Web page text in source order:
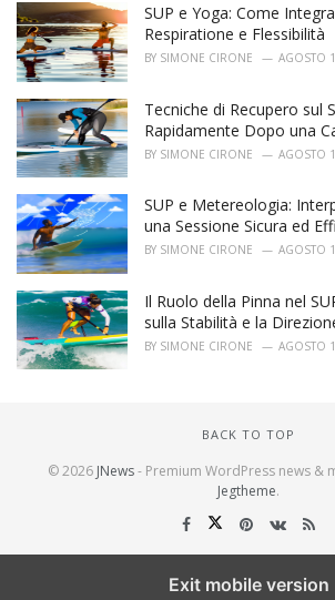
SUP e Yoga: Come
Respiratione e Flessibilità
BY SIMONE CIRONE AGOSTO
Tecniche di Recupero sul
Rapidamente Dopo una
BY SIMONE CIRONE AGOSTO
SUP e Metereologia:
una Sessione Sicura ed
BY SIMONE CIRONE AGOSTO
Il Ruolo della Pinna nel
sulla Stabilità e la
BY SIMONE CIRONE AGOSTO
BACK TO TOP
© 2026 JNews- Premium WordPress news &
Jegtheme.
Exit mobile version